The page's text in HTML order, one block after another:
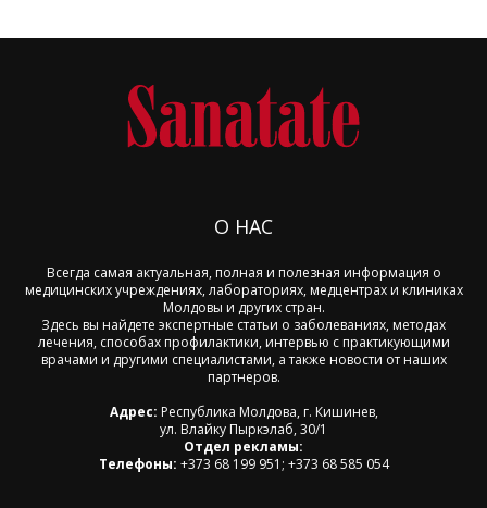
О НАС
Всегда самая актуальная, полная и полезная информация о
медицинских учреждениях, лабораториях, медцентрах и клиниках
Молдовы и других стран.
Здесь вы найдете экспертные статьи о заболеваниях, методах
лечения, способах профилактики, интервью с практикующими
врачами и другими специалистами, а также новости от наших
партнеров.
Адрес: Республика Молдова, г. Кишинев,
ул. Влайку Пыркэлаб, 30/1
Отдел рекламы:
Телефоны: +373 68 199 951; +373 68 585 054